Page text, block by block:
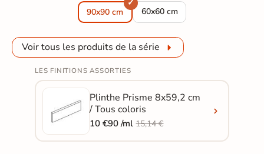
90x90 cm 60x60 cm
Carrelage sol moderne Prisme
Voir tous les produits de la série
LES FINITIONS ASSORTIES
Plinthe Prisme 8x59,2 cm
/ Tous coloris
10 €90 /ml15,14 €